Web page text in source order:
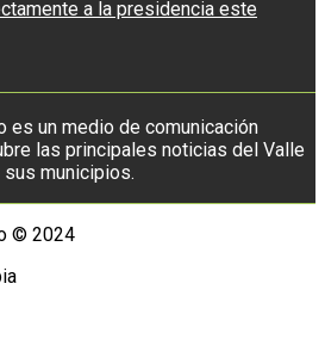
a la presidencia este
es un medio de comunicación
las principales noticias del Valle
sus municipios.
© 2024